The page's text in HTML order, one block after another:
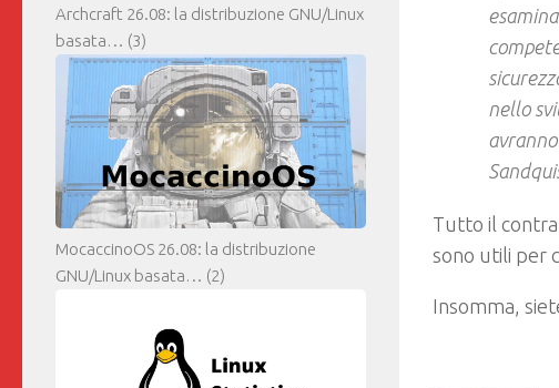
nello
Tutto il
sono utili per
Insomma,
Archcraft 26.08: la distribuzione GNU/Linux
basata… (3)
MocaccinoOS 26.08: la distribuzione
GNU/Linux basata… (2)